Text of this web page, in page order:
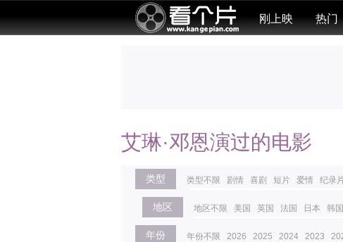
刚上映 热门
艾琳·邓恩演过的电影
类型 类型不限 剧情 喜剧 短片 爱情 纪录
地区 地区不限 美国 英国 法国 日本 韩国
年份 年份不限 2026 2025 2024 2023